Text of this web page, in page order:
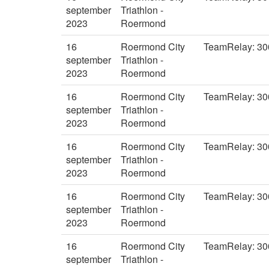
september
2023
Triathlon -
Roermond
16
september
2023
Roermond City
Triathlon -
Roermond
TeamRelay:
16
september
2023
Roermond City
Triathlon -
Roermond
TeamRelay:
16
september
2023
Roermond City
Triathlon -
Roermond
TeamRelay:
16
september
2023
Roermond City
Triathlon -
Roermond
TeamRelay:
16
september
Roermond City
Triathlon -
TeamRelay: